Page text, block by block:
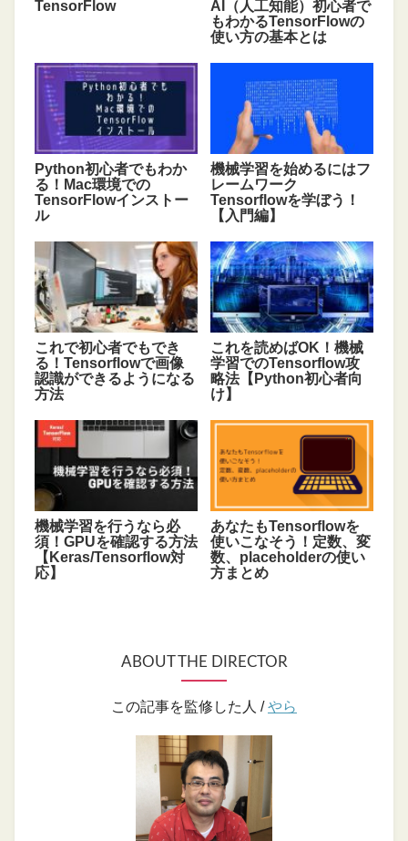
TensorFlow
AI（人工知能）初心者で
もわかるTensorFlowの
使い方の基本とは
Python初心者でもわか
る！Mac環境での
TensorFlowインストー
ル
機械学習を始めるにはフ
レームワーク
Tensorflowを学ぼう！
【入門編】
これで初心者でもでき
る！Tensorflowで画像
認識ができるようになる
方法
これを読めばOK！機械
学習でのTensorflow攻
略法【Python初心者向
け】
機械学習を行うなら必
須！GPUを確認する方法
【Keras/Tensorflow対
応】
あなたもTensorflowを
使いこなそう！定数、変
数、placeholderの使い
方まとめ
ABOUT THE DIRECTOR
この記事を監修した人 /やら